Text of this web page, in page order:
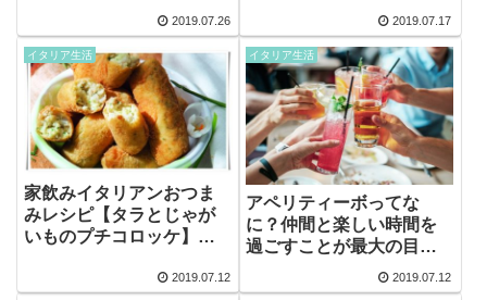
2019.07.26 2019.07.17
イタリア生活
家飲みイタリアンおつま
みレシピ【タラとじゃが
いものプチコロッケ】お
2019.07.12
イタリア生活
アペリティーボってな
に？仲間と楽しい時間を
過ごすことが最大の目
的！イタリアンハッピー
アワー！
2019.07.12